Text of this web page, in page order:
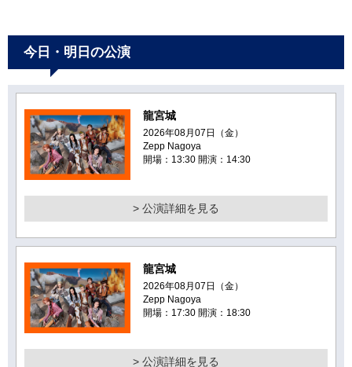
今日・明日の公演
龍宮城
2026年08月07日（金）
Zepp Nagoya
開場：13:30 開演：14:30
> 公演詳細を見る
龍宮城
2026年08月07日（金）
Zepp Nagoya
開場：17:30 開演：18:30
> 公演詳細を見る